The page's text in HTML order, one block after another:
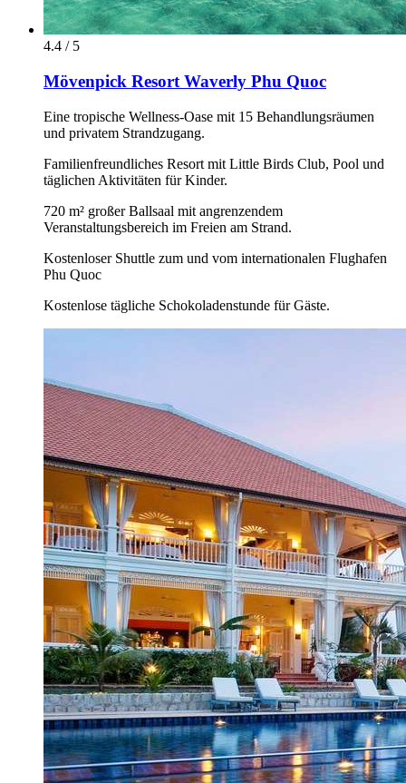
4.4 / 5
Mövenpick Resort Waverly Phu Quoc
Eine tropische Wellness-Oase mit 15 Behandlungsräumen
und privatem Strandzugang.
Familienfreundliches Resort mit Little Birds Club, Pool und
täglichen Aktivitäten für Kinder.
720 m² großer Ballsaal mit angrenzendem
Veranstaltungsbereich im Freien am Strand.
Kostenloser Shuttle zum und vom internationalen Flughafen
Phu Quoc
Kostenlose tägliche Schokoladenstunde für Gäste.